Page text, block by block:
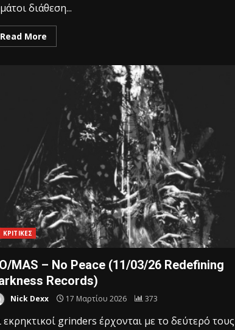
διάθεση...
Read More
ΚΡΙΤΙΚΕΣ
MAS – No Peace (11/03/26 Redefining
Records)
Nick Dexx 17 Μαρτίου 2026 373
εκρηκτικοί grinders έρχονται με το δεύτερό τους